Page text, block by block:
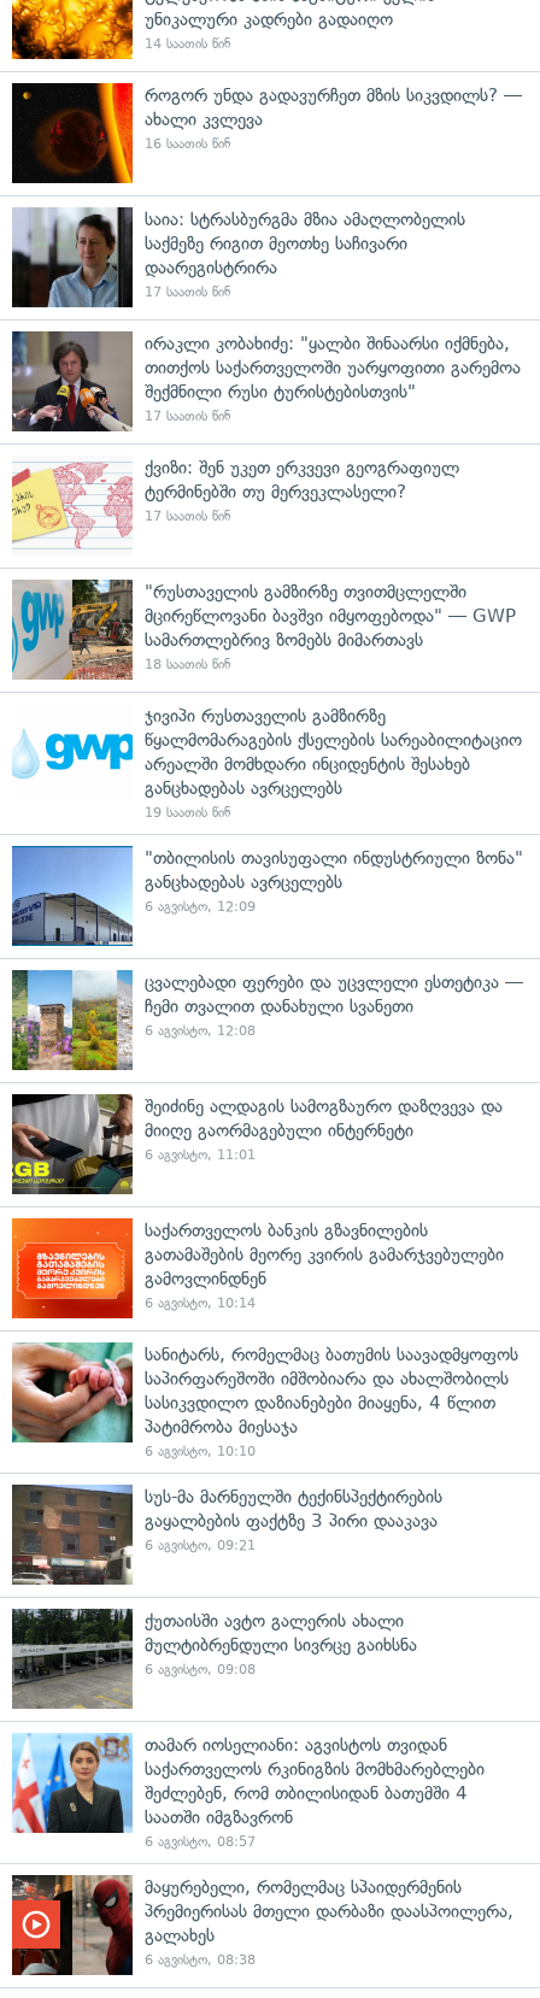
უნიკალური კადრები გადაიღო
14 საათის წინ
როგორ უნდა გადავურჩეთ მზის სიკვდილს? —
ახალი კვლევა
16 საათის წინ
საია: სტრასბურგმა მზია ამაღლობელის
საქმეზე რიგით მეოთხე საჩივარი
დაარეგისტრირა
17 საათის წინ
ირაკლი კობახიძე: "ყალბი შინაარსი იქმნება,
თითქოს საქართველოში უარყოფითი გარემოა
შექმნილი რუსი ტურისტებისთვის"
17 საათის წინ
ქვიზი: შენ უკეთ ერკვევი გეოგრაფიულ
ტერმინებში თუ მერვეკლასელი?
17 საათის წინ
"რუსთაველის გამზირზე თვითმცლელში
მცირეწლოვანი ბავშვი იმყოფებოდა" — GWP
სამართლებრივ ზომებს მიმართავს
18 საათის წინ
ჯივიპი რუსთაველის გამზირზე
წყალმომარაგების ქსელების სარეაბილიტაციო
არეალში მომხდარი ინციდენტის შესახებ
განცხადებას ავრცელებს
19 საათის წინ
"თბილისის თავისუფალი ინდუსტრიული ზონა"
განცხადებას ავრცელებს
6 აგვისტო, 12:09
ცვალებადი ფერები და უცვლელი ესთეტიკა —
ჩემი თვალით დანახული სვანეთი
6 აგვისტო, 12:08
შეიძინე ალდაგის სამოგზაურო დაზღვევა და
მიიღე გაორმაგებული ინტერნეტი
6 აგვისტო, 11:01
საქართველოს ბანკის გზავნილების
გათამაშების მეორე კვირის გამარჯვებულები
გამოვლინდნენ
6 აგვისტო, 10:14
სანიტარს, რომელმაც ბათუმის საავადმყოფოს
საპირფარეშოში იმშობიარა და ახალშობილს
სასიკვდილო დაზიანებები მიაყენა, 4 წლით
პატიმრობა მიესაჯა
6 აგვისტო, 10:10
სუს-მა მარნეულში ტექინსპექტირების
გაყალბების ფაქტზე 3 პირი დააკავა
6 აგვისტო, 09:21
ქუთაისში ავტო გალერის ახალი
მულტიბრენდული სივრცე გაიხსნა
6 აგვისტო, 09:08
თამარ იოსელიანი: აგვისტოს თვიდან
საქართველოს რკინიგზის მომხმარებლები
შეძლებენ, რომ თბილისიდან ბათუმში 4
საათში იმგზავრონ
6 აგვისტო, 08:57
მაყურებელი, რომელმაც სპაიდერმენის
პრემიერისას მთელი დარბაზი დაასპოილერა,
გალახეს
6 აგვისტო, 08:38